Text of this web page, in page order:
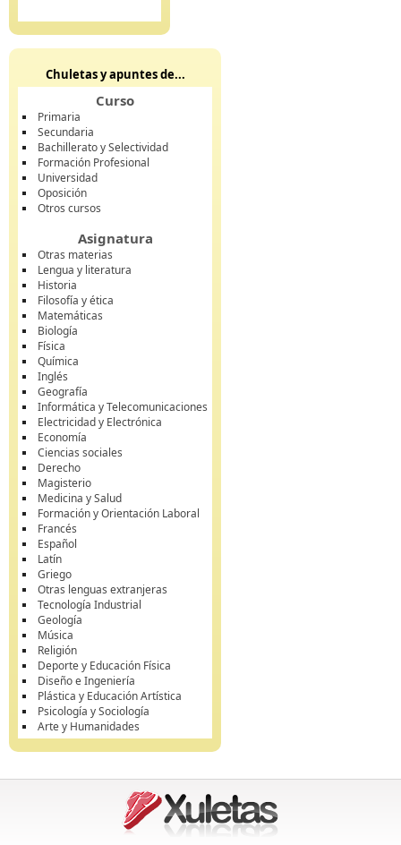
Chuletas y apuntes de...
Curso
Primaria
Secundaria
Bachillerato y Selectividad
Formación Profesional
Universidad
Oposición
Otros cursos
Asignatura
Otras materias
Lengua y literatura
Historia
Filosofía y ética
Matemáticas
Biología
Física
Química
Inglés
Geografía
Informática y Telecomunicaciones
Electricidad y Electrónica
Economía
Ciencias sociales
Derecho
Magisterio
Medicina y Salud
Formación y Orientación Laboral
Francés
Español
Latín
Griego
Otras lenguas extranjeras
Tecnología Industrial
Geología
Música
Religión
Deporte y Educación Física
Diseño e Ingeniería
Plástica y Educación Artística
Psicología y Sociología
Arte y Humanidades